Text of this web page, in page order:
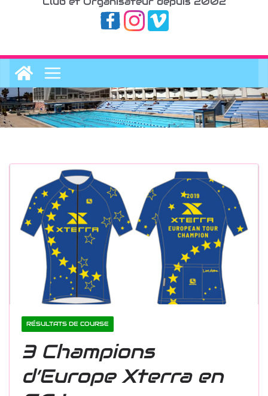
RÉSULTATS DE COURSE
3 Champions
d’Europe Xterra en